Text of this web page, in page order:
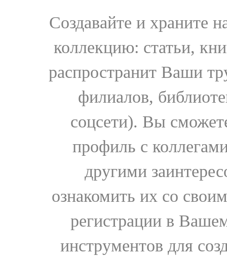
Создавайте и храните
коллекцию: статьи,
распространит Ваши
филиалов,
соцсети). Вы
профиль с
другими
ознакомить их со
регистрации в
инструментов для